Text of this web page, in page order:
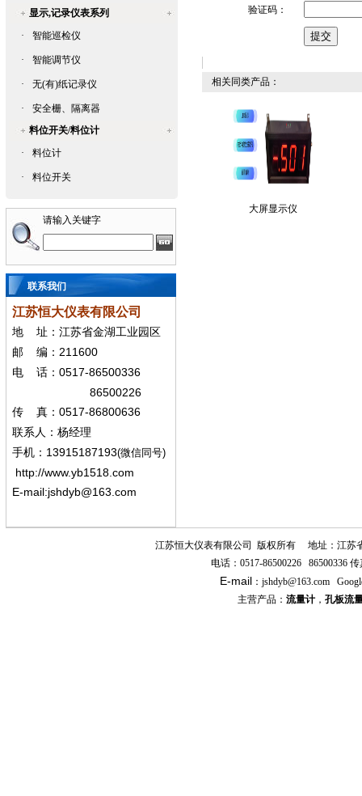
显示,记录仪表系列
·
智能巡检仪
· 智能调节仪
· 无(有)纸记录仪
·
安全栅、隔离器
料位开关/料位计
·
料位计
· 料位开关
请输入关键字
联系我们
江苏恒大仪表有限公司
地
址：江苏省金湖工业园区
邮
编： 211600
电 话： 0517-86500336
86500226
传 真： 0517-86800636
联系人：杨经理
手机 ： 13915187193(微信同号)
http://www.yb1518.com
E-mail:jshdyb@163.com
验证码：
相关同类产品：
大屏显示仪
江苏恒大仪表有限公司 版权所有
地址：江苏
电话： 0517-86500226 86500336 传
E-mail ： jshdyb@163.com
主营产品： 流量计， 孔板流